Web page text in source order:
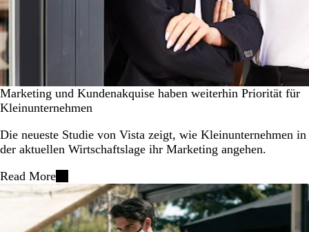
Marketing und Kundenakquise haben weiterhin Priorität für
Kleinunternehmen
Die neueste Studie von Vista zeigt, wie Kleinunternehmen in
der aktuellen Wirtschaftslage ihr Marketing angehen.
Read More